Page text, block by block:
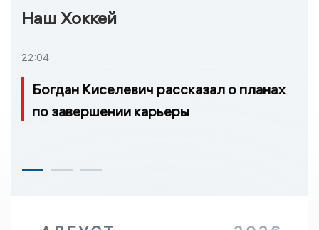
Наш Хоккей
22:04
Богдан Киселевич рассказал о планах
по завершении карьеры